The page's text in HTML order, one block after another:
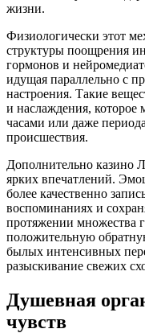
жизни.
Физиологически этот
структуры поощрения
гормонов и
идущая параллельно с
настроения. Такие
и наслаждения, которое
часами или даже
происшествия.
Дополнительно казино
ярких впечатлений.
более качественно
воспоминаниях и
протяжении множества
положительную
былых интенсивных
разыскивание свежих
Душевная
чувств